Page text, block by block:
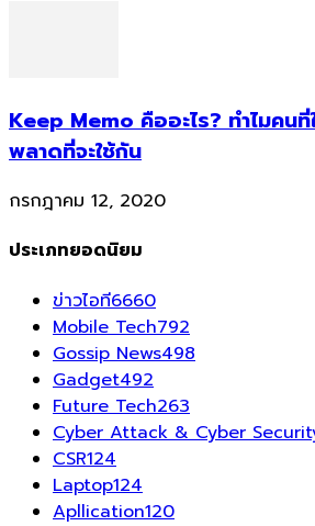
Keep Memo คืออะไร? ทำไมคนที่
พลาดที่จะใช้กัน
กรกฎาคม 12, 2020
ประเภทยอดนิยม
ข่าวไอที6660
Mobile Tech792
Gossip News498
Gadget492
Future Tech263
Cyber Attack & Cyber
CSR124
Laptop124
Apllication120